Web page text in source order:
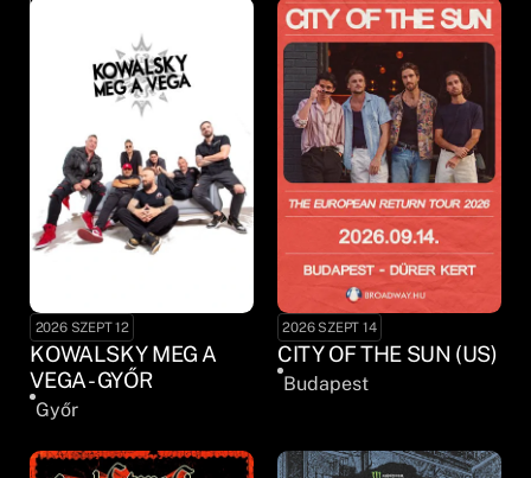
2026 SZEPT 12
KOWALSKY MEG A
VEGA - GYŐR
Győr
2026 SZEPT 14
CITY OF THE SUN (US)
Budapest